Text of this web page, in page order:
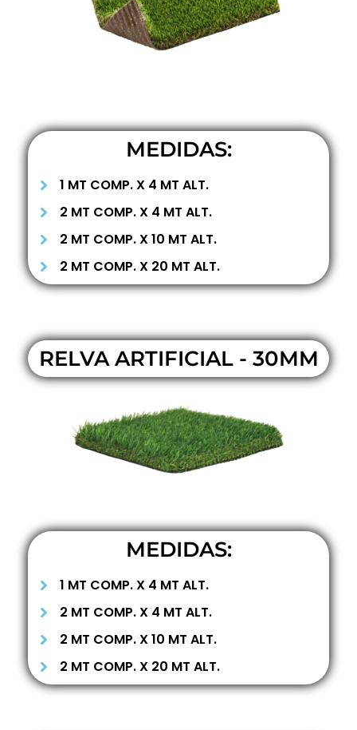
MEDIDAS:
1 MT COMP. X 4 MT ALT.
2 MT COMP. X 4 MT ALT.
2 MT COMP. X 10 MT ALT.
2 MT COMP. X 20 MT ALT.
RELVA ARTIFICIAL - 30MM
MEDIDAS:
1 MT COMP. X 4 MT ALT.
2 MT COMP. X 4 MT ALT.
2 MT COMP. X 10 MT ALT.
2 MT COMP. X 20 MT ALT.